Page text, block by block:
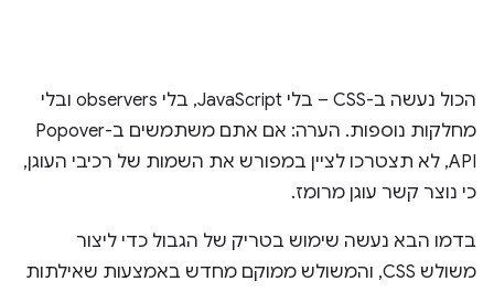
הכול נעשה ב-CSS – בלי JavaScript, בלי observers ובלי
מחלקות נוספות. הערה: אם אתם משתמשים ב-Popover
API, לא תצטרכו לציין במפורש את השמות של רכיבי העוגן,
כי נוצר קשר עוגן מרומז.
בדמו הבא נעשה שימוש בטריק של הגבול כדי ליצור
משולש CSS, והמשולש ממוקם מחדש באמצעות שאילתות